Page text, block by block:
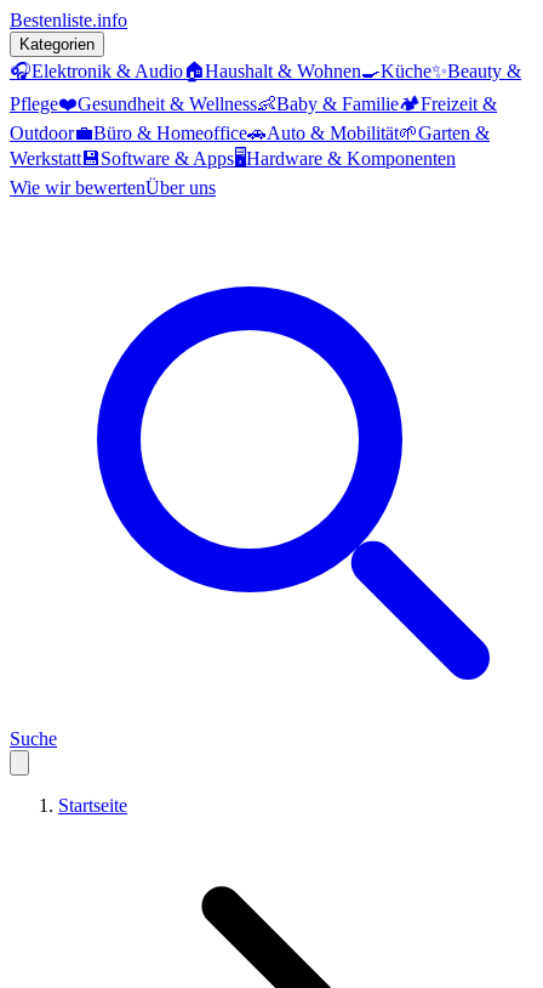
Bestenliste.info
Kategorien
🎧Elektronik & Audio🏠Haushalt & Wohnen🍳Küche✨Beauty &
Pflege❤️Gesundheit & Wellness👶Baby & Familie🏕️Freizeit &
Outdoor💼Büro & Homeoffice🚗Auto & Mobilität🌱Garten &
Werkstatt 💾Software & Apps🖥️Hardware & Komponenten
Wie wir bewertenÜber uns
Suche
Startseite